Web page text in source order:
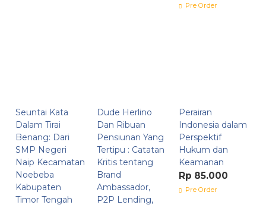
Pre Order
Seuntai Kata
Dalam Tirai
Benang: Dari
SMP Negeri
Naip Kecamatan
Noebeba
Kabupaten
Timor Tengah
Dude Herlino
Dan Ribuan
Pensiunan Yang
Tertipu : Catatan
Kritis tentang
Brand
Ambassador,
P2P Lending,
Perairan
Indonesia dalam
Perspektif
Hukum dan
Keamanan
Rp 85.000
Pre Order